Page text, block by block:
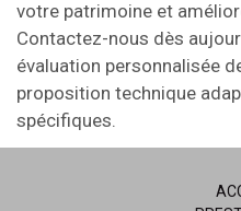
votre patrimoine et
Contactez-nous dès
évaluation personnalisée
proposition technique
spécifiques.